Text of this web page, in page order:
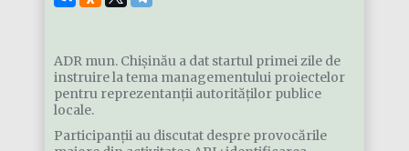
ADR mun. Chișinău a dat startul primei zile de
instruire la tema managementului proiectelor
pentru reprezentanții autorităților publice
locale.
Participanții au discutat despre provocările